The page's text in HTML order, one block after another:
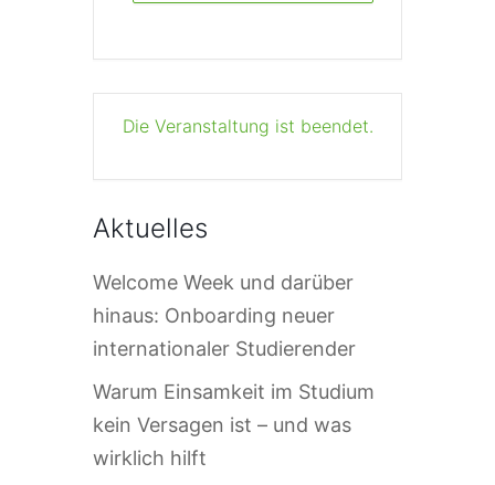
Die Veranstaltung ist beendet.
Aktuelles
Welcome Week und darüber
hinaus: Onboarding neuer
internationaler Studierender
Warum Einsamkeit im Studium
kein Versagen ist – und was
wirklich hilft